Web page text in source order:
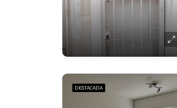
DESTACADA